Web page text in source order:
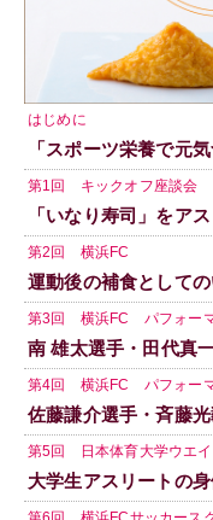
はじめに
「スポーツ栄養で元
第1回 キックオフ座談会
「いなり寿司」をア
第2回 横浜FC
運動後の補食として
第3回 横浜FC パフォーマ
南 雄太選手・田代真
第4回 横浜FC パフォーマ
佐藤謙介選手・斉藤
第5回 日本体育大学ウエ
大学生アスリートの